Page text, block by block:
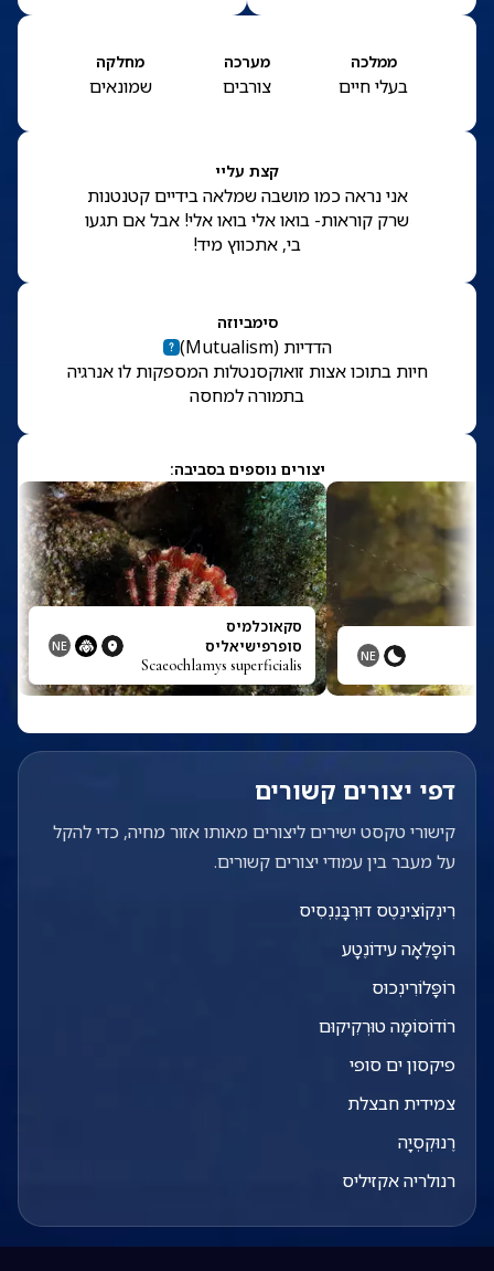
ממלכה
בעלי חיים
מערכה
צורבים
מחלקה
שמונאים
קצת עליי
אני נראה כמו מושבה שמלאה בידיים קטנטנות
שרק קוראות- בואו אלי בואו אלי! אבל אם תגעו
בי, אתכווץ מיד!
סימביוזה
הדדיות (
Mutualism
)
חיות בתוכו אצות זואוקסנטלות המספקות לו אנרגיה
בתמורה למחסה
יצורים נוספים בסביבה:
NE
סקאוכלמיס
סופרפישיאליס
Scaeochlamys superficialis
NE
דפי יצורים קשורים
קישורי טקסט ישירים ליצורים מאותו אזור מחיה, כדי להקל
על מעבר בין עמודי יצורים קשורים.
רִינְקוֹצִינֵטֶס דוּרְבָּנֶנְסִיס
רוֹפָלֵאָה עידוֹנֶטָע
רוֹפָּלוֹרִינְכוּס
רוֹדוֹסוֹמָה טוּרְקִיקוּם
פיקסון ים סופי
צמידית חבצלת
רֶנוּקְסְיָה
רנולריה אקזיליס